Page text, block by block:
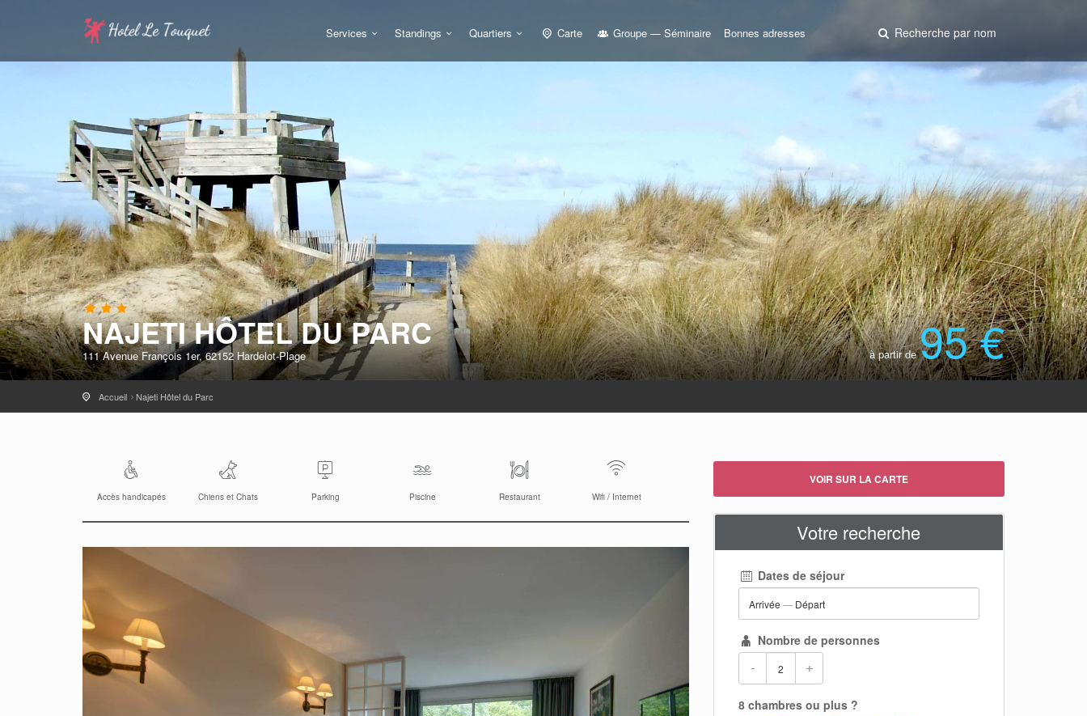
Services Standings Quartiers Carte Groupe — Séminaire Bonnes adresses Recherche par nom
NAJETI HÔTEL DU PARC
111 Avenue François 1er, 62152 Hardelot-Plage à partir de95 €
Accueil Najeti Hôtel du Parc
Accès handicapés Chiens et Chats Parking Piscine Restaurant Wifi / Internet
VOIR SUR LA CARTE
Votre recherche
Dates de séjour
Arrivée — Départ
Nombre de personnes
- +
8 chambres ou plus ?